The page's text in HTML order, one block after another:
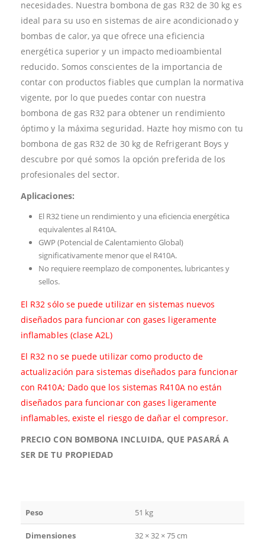
necesidades. Nuestra bombona de gas R32 de 30 kg es
ideal para su uso en sistemas de aire acondicionado y
bombas de calor, ya que ofrece una eficiencia
energética superior y un impacto medioambiental
reducido. Somos conscientes de la importancia de
contar con productos fiables que cumplan la normativa
vigente, por lo que puedes contar con nuestra
bombona de gas R32 para obtener un rendimiento
óptimo y la máxima seguridad. Hazte hoy mismo con tu
bombona de gas R32 de 30 kg de Refrigerant Boys y
descubre por qué somos la opción preferida de los
profesionales del sector.
Aplicaciones:
El R32 tiene un rendimiento y una eficiencia energética
equivalentes al R410A.
GWP (Potencial de Calentamiento Global)
significativamente menor que el R410A.
No requiere reemplazo de componentes, lubricantes y
sellos.
El R32 sólo se puede utilizar en sistemas nuevos
diseñados para funcionar con gases ligeramente
inflamables (clase A2L)
El R32 no se puede utilizar como producto de
actualización para sistemas diseñados para funcionar
con R410A; Dado que los sistemas R410A no están
diseñados para funcionar con gases ligeramente
inflamables, existe el riesgo de dañar el compresor.
PRECIO CON BOMBONA INCLUIDA, QUE PASARÁ A
SER DE TU PROPIEDAD
Peso 51 kg
Dimensiones 32 × 32 × 75 cm